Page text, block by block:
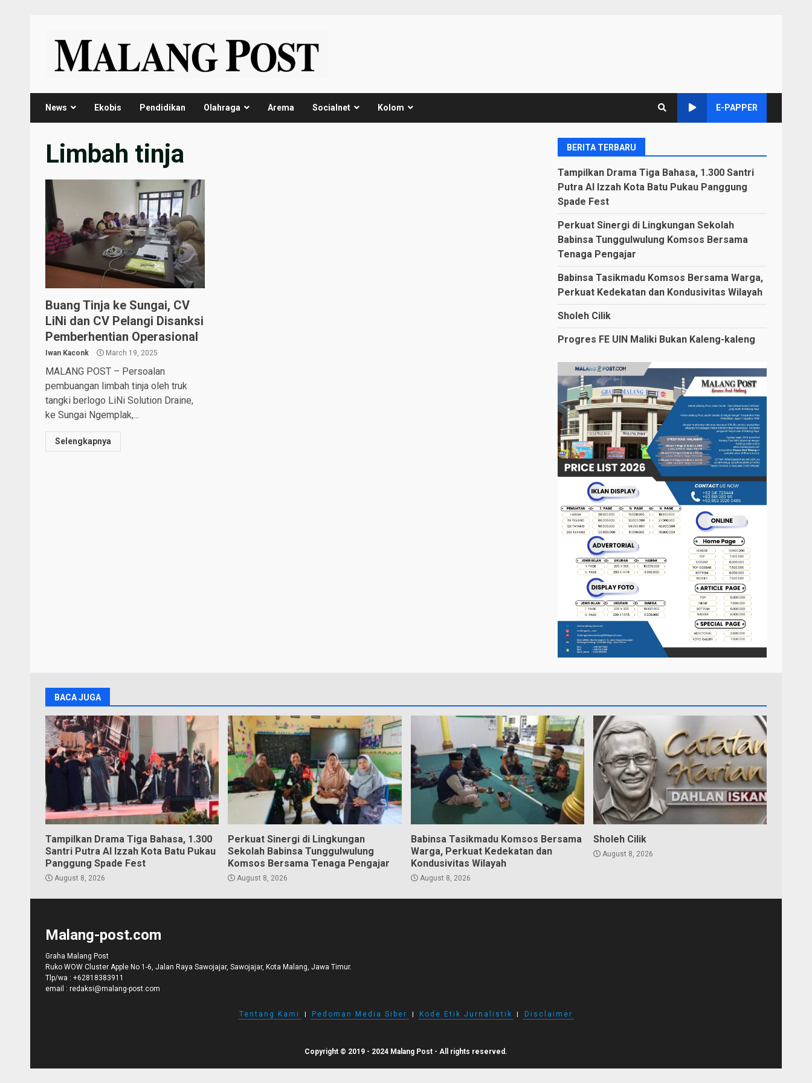
content
News Ekobis Pendidikan Olahraga Arema Socialnet Kolom E-PAPPER
Limbah tinja
Buang Tinja ke Sungai, CV
LiNi dan CV Pelangi Disanksi
Pemberhentian Operasional
Iwan Kaconk March 19, 2025
MALANG POST – Persoalan
pembuangan limbah tinja oleh truk
tangki berlogo LiNi Solution Draine,
ke Sungai Ngemplak,...
Selengkapnya
BERITA TERBARU
Tampilkan Drama Tiga Bahasa, 1.300 Santri
Putra Al Izzah Kota Batu Pukau Panggung
Spade Fest
Perkuat Sinergi di Lingkungan Sekolah
Babinsa Tunggulwulung Komsos Bersama
Tenaga Pengajar
Babinsa Tasikmadu Komsos Bersama Warga,
Perkuat Kedekatan dan Kondusivitas Wilayah
Sholeh Cilik
Progres FE UIN Maliki Bukan Kaleng-kaleng
BACA JUGA
Tampilkan Drama Tiga Bahasa, 1.300
Santri Putra Al Izzah Kota Batu Pukau
Panggung Spade Fest
August 8, 2026
Perkuat Sinergi di Lingkungan
Sekolah Babinsa Tunggulwulung
Komsos Bersama Tenaga Pengajar
August 8, 2026
Babinsa Tasikmadu Komsos Bersama
Warga, Perkuat Kedekatan dan
Kondusivitas Wilayah
August 8, 2026
Sholeh Cilik
August 8, 2026
Malang-post.com
Graha Malang Post
Ruko WOW Cluster Apple No 1-6, Jalan Raya Sawojajar, Sawojajar, Kota Malang, Jawa Timur.
Tlp/wa : +62818383911
email : redaksi@malang-post.com
Tentang Kami I Pedoman Media Siber I Kode Etik Jurnalistik I Disclaimer
Copyright © 2019 - 2024 Malang Post - All rights reserved.